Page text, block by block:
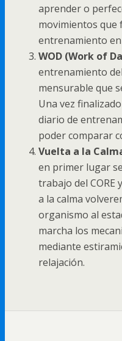
aprender o
movimientos que
entrenamiento en
WOD (Work of
entrenamiento
mensurable que
Una vez
diario de
poder comparar
Vuelta a la
en primer lugar
trabajo del CORE
a la calma
organismo al
marcha los
mediante
relajación.